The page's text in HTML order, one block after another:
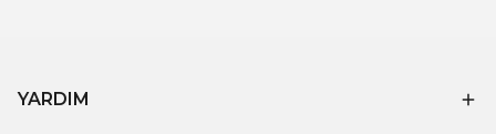
YARDIM